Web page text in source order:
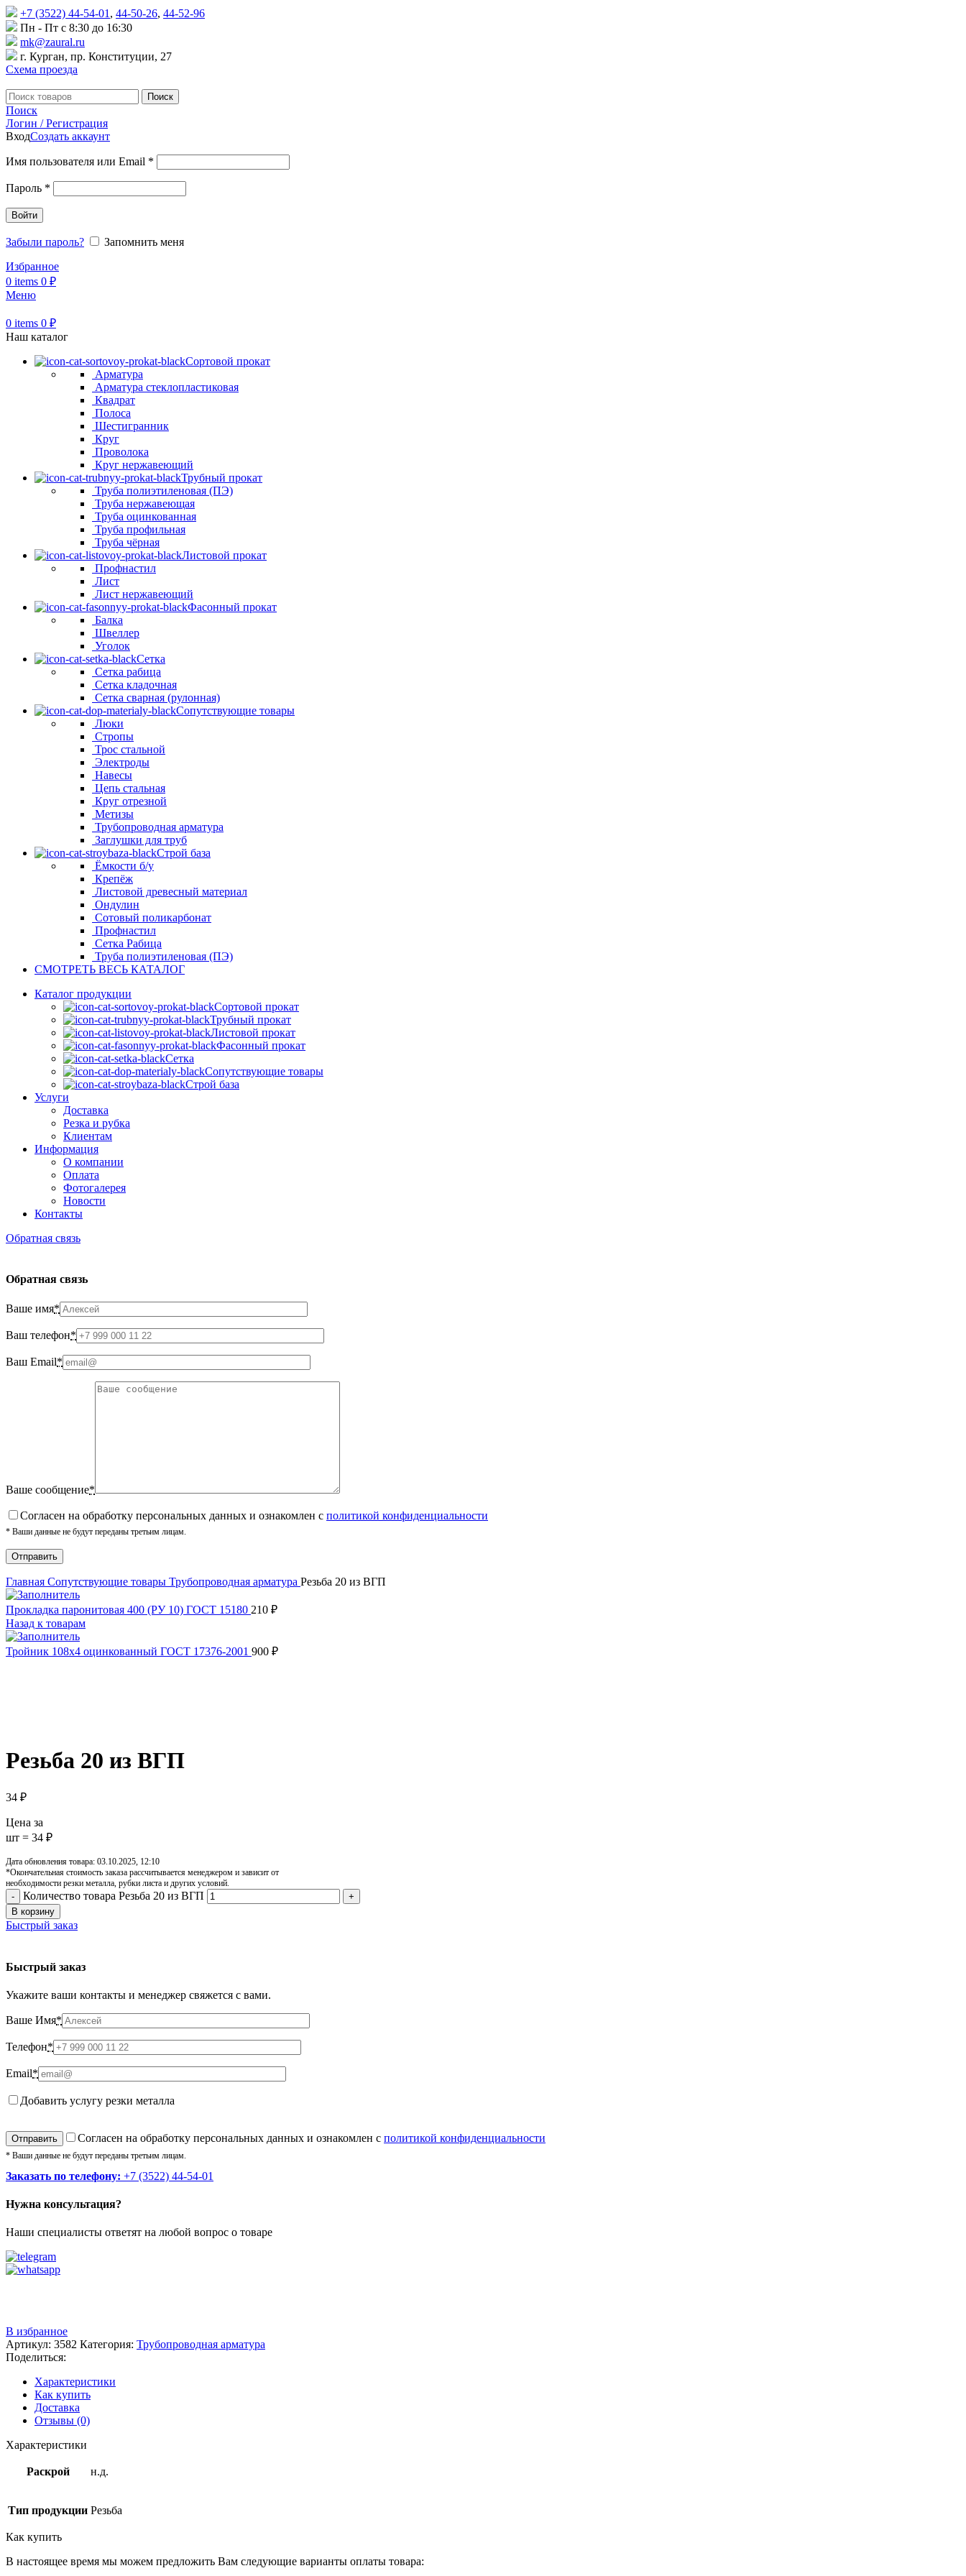
+7 (3522) 44-54-01 , 44-50-26, 44-52-96
Пн - Пт с 8:30 до 16:30
mk@zaural.ru
г. Курган, пр. Конституции, 27
Схема проезда
Поиск
Поиск
Логин / Регистрация
ВходСоздать аккаунт
Имя пользователя или Email *
Пароль *
Войти
Забыли пароль?
Запомнить меня
Избранное
0 items 0 ₽
Меню
0 items 0 ₽
Наш каталог
Сортовой прокат
Арматура
Арматура стеклопластиковая
Квадрат
Полоса
Шестигранник
Круг
Проволока
Круг нержавеющий
Трубный прокат
Труба полиэтиленовая (ПЭ)
Труба нержавеющая
Труба оцинкованная
Труба профильная
Труба чёрная
Листовой прокат
Профнастил
Лист
Лист нержавеющий
Фасонный прокат
Балка
Швеллер
Уголок
Сетка
Сетка рабица
Сетка кладочная
Сетка сварная (рулонная)
Сопутствующие товары
Люки
Стропы
Трос стальной
Электроды
Навесы
Цепь стальная
Круг отрезной
Метизы
Трубопроводная арматура
Заглушки для труб
Строй база
Ёмкости б/у
Крепёж
Листовой древесный материал
Ондулин
Сотовый поликарбонат
Профнастил
Сетка Рабица
Труба полиэтиленовая (ПЭ)
СМОТРЕТЬ ВЕСЬ КАТАЛОГ
Каталог продукции
Сортовой прокат
Трубный прокат
Листовой прокат
Фасонный прокат
Сетка
Сопутствующие товары
Строй база
Услуги
Доставка
Резка и рубка
Клиентам
Информация
О компании
Оплата
Фотогалерея
Новости
Контакты
Обратная связь
Обратная связь
Ваше имя*
Ваш телефон*
Ваш Email*
Ваше сообщение*
Cогласен на обработку персональных данных и ознакомлен с политикой конфиденциальности
* Ваши данные не будут переданы третьим лицам.
Главная Сопутствующие товары Трубопроводная арматура Резьба 20 из ВГП
Прокладка паронитовая 400 (РУ 10) ГОСТ 15180 210 ₽
Назад к товарам
Тройник 108х4 оцинкованный ГОСТ 17376-2001 900 ₽
Резьба 20 из ВГП
34 ₽
Цена за
шт = 34 ₽
Дата обновления товара: 03.10.2025, 12:10
*Окончательная стоимость заказа рассчитывается менеджером и зависит от
необходимости резки металла, рубки листа и других условий.
Количество товара Резьба 20 из ВГП
В корзину
Быстрый заказ
Быстрый заказ
Укажите ваши контакты и менеджер свяжется с вами.
Ваше Имя*
Телефон*
Email*
Добавить услугу резки металла
Cогласен на обработку персональных данных и ознакомлен с политикой конфиденциальности
* Ваши данные не будут переданы третьим лицам.
Заказать по телефону: +7 (3522) 44-54-01
Нужна консультация?
Наши специалисты ответят на любой вопрос о товаре
В избранное
Артикул: 3582 Категория: Трубопроводная арматура
Поделиться:
Характеристики
Как купить
Доставка
Отзывы (0)
Характеристики
Раскрой н.д.
Тип продукции Резьба
Как купить
В настоящее время мы можем предложить Вам следующие варианты оплаты товара: